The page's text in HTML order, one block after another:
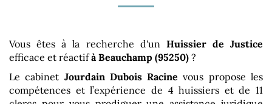
Vous êtes à la recherche d'un Huissier de Justice
efficace et réactif à Beauchamp (95250) ?
Le cabinet Jourdain Dubois Racine vous propose les
compétences et l’expérience de 4 huissiers et de 11